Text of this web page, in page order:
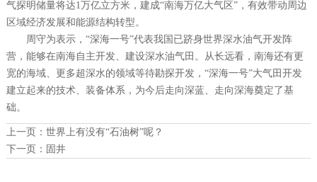
气探明储量将达1万亿立方米，建成“南海万亿大气区”，有效带动周边
区域经济发展和能源结构转型。
周守为表示，“深海一号”代表我国已跻身世界深水油气开发阵
营，能够在南海自主开发、建设深水油气田。从长远看，南海还有更
宽的海域、更多超深水的领域等待勘探开发，“深海一号”大气田开发
建立起来的技术、装备体系，为今后走向深蓝、走向深海奠定了基
础。
上一页： 世界上有没有“石油树”呢？
下一页： 固井